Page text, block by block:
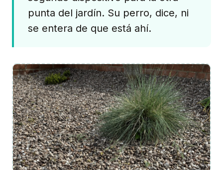
punta del jardín. Su perro, dice, ni
se entera de que está ahí.